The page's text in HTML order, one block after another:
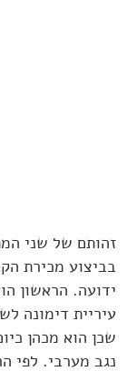
זהותם של שני
בביצוע מכירת
ידועה. הראשון
עיריית דימונה
שכן הוא מכהן
נגב מערבי. לפי